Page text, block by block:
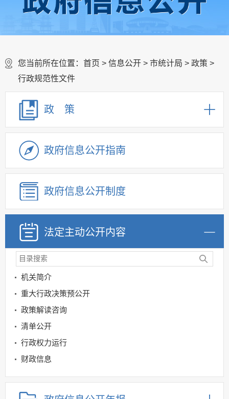
您当前所在位置： 首页 > 信息公开 > 市统计局 > 政策 >
行政规范性文件
政 策
政府信息公开指南
政府信息公开制度
法定主动公开内容
机关简介
重大行政决策预公开
政策解读咨询
清单公开
行政权力运行
财政信息
统计领域
规划信息